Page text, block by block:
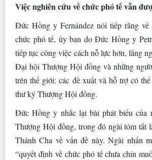
Việc nghiên cứu về chức phó tế vẫn
Đức Hồng y Fernández nói tiếp rằng về
chức phó tế, ủy ban do Đức Hồng y
tiếp tục công việc cách nỗ lực hơn, lắng
Đại hội Thượng Hội đồng và những
trên thế giới: các đề xuất và hỗ trợ có
thư ký Thượng Hội đồng.
Đức Hồng y nhắc lại bài phát biểu của
Thượng Hội đồng, trong đó ngài tóm tắt
Thánh Cha về vấn đề này. Ngài nhấn
“quyết định về chức phó tế chưa chín